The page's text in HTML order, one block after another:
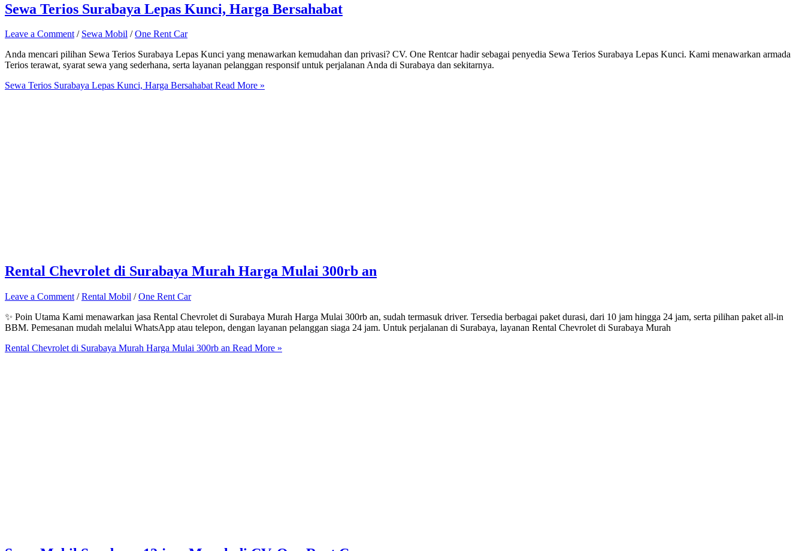
Sewa Terios Surabaya Lepas Kunci, Harga Bersahabat
Leave a Comment / Sewa Mobil /One Rent Car
Anda mencari pilihan Sewa Terios Surabaya Lepas Kunci yang menawarkan kemudahan dan privasi? CV. One Rentcar hadir sebagai penyedia Sewa Terios Surabaya Lepas Kunci. Kami menawarkan armada
Terios terawat, syarat sewa yang sederhana, serta layanan pelanggan responsif untuk perjalanan Anda di Surabaya dan sekitarnya.
Sewa Terios Surabaya Lepas Kunci, Harga BersahabatRead More »
Rental Chevrolet di Surabaya Murah Harga Mulai 300rb an
Leave a Comment /Rental Mobil /One Rent Car
✨ Poin Utama Kami menawarkan jasa Rental Chevrolet di Surabaya Murah Harga Mulai 300rb an, sudah termasuk driver. Tersedia berbagai paket durasi, dari 10 jam hingga 24 jam, serta pilihan paket all-in
BBM. Pemesanan mudah melalui WhatsApp atau telepon, dengan layanan pelanggan siaga 24 jam. Untuk perjalanan di Surabaya, layanan Rental Chevrolet di Surabaya Murah
Rental Chevrolet di Surabaya Murah Harga Mulai 300rb an Read More »